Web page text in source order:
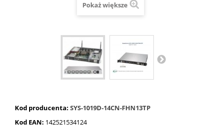
Pokaż większe
Kod producenta: SYS-1019D-14CN-FHN13TP
Kod EAN: 142521534124